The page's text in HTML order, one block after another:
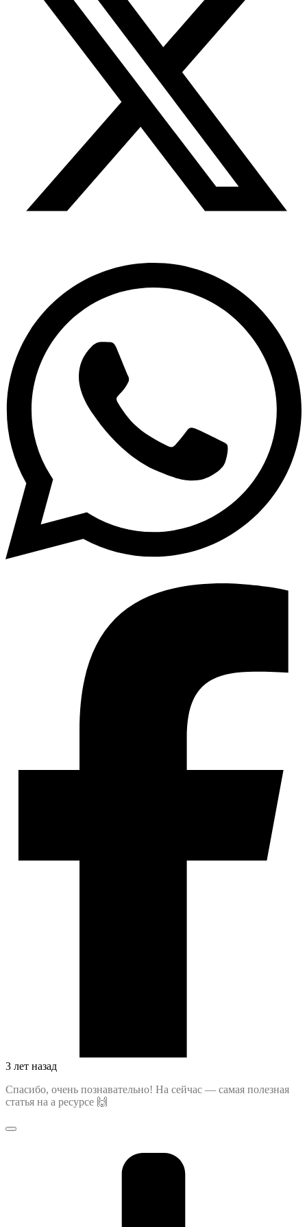
3 лет назад
Спасибо, очень познавательно! На сейчас — самая полезная
статья на а ресурсе 🙌